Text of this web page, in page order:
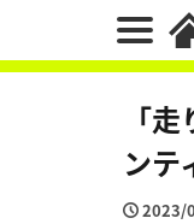
「
ンテ
2023/